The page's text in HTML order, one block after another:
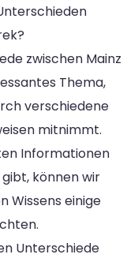
zwischen Mainz
Thema,
verschiedene
mitnimmt.
Informationen
können wir
Wissens einige
Unterschiede